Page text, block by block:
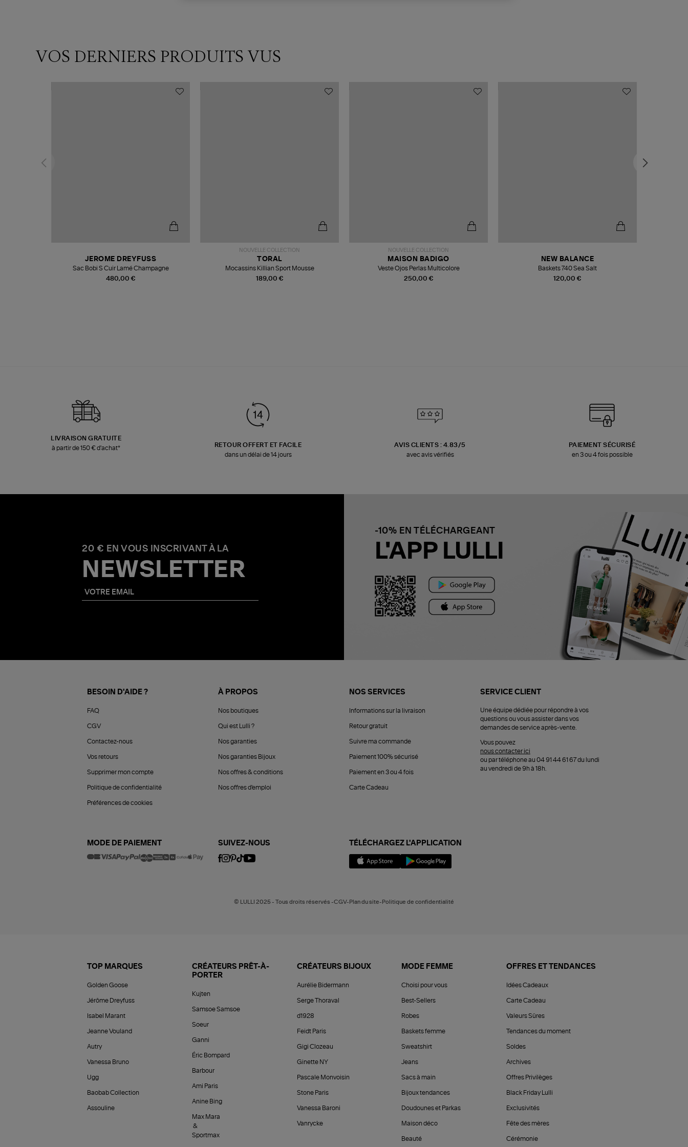
VOS DERNIERS PRODUITS VUS
480,00 €
JEROME DREYFUSS
Sac Bobi S Cuir Lamé Champagne
NOUVELLE COLLECTION
189,00 €
TORAL
Mocassins Killian Sport Mousse
NOUVELLE COLLECTION
250,00 €
MAISON BADIGO
Veste Ojos Perlas Multicolore
120,00 €
NEW BALANCE
Baskets 740 Sea Salt
LIVRAISON GRATUITE
à partir de 150 € d'achat*
RETOUR OFFERT ET FACILE
dans un délai de 14 jours
AVIS CLIENTS : 4.83/5
avec avis vérifiés
PAIEMENT SÉCURISÉ
en 3 ou 4 fois possible
20 € EN VOUS INSCRIVANT À LA
NEWSLETTER
-10% EN TÉLÉCHARGEANT
L'APP LULLI
BESOIN D'AIDE ?
FAQ
CGV
Contactez-nous
Vos retours
Supprimer mon compte
Politique de confidentialité
Préférences de cookies
À PROPOS
Nos boutiques
Qui est Lulli ?
Nos garanties
Nos garanties Bijoux
Nos offres & conditions
Nos offres d'emploi
NOS SERVICES
Informations sur la livraison
Retour gratuit
Suivre ma commande
Paiement 100% sécurisé
Paiement en 3 ou 4 fois
Carte Cadeau
SERVICE CLIENT
Une équipe dédiée pour répondre à vos
questions ou vous assister dans vos
demandes de service après-vente.
Vous pouvez
nous contacter ici
ou par téléphone au 04 91 44 61 67 du lundi
au vendredi de 9h à 18h.
MODE DE PAIEMENT SUIVEZ-NOUS TÉLÉCHARGEZ L'APPLICATION
© LULLI 2025 - Tous droits réservés -CGV-Plan du site-Politique de confidentialité
TOP MARQUES
Golden Goose
Jérôme Dreyfuss
Isabel Marant
Jeanne Vouland
Autry
Vanessa Bruno
Ugg
Baobab Collection
Assouline
CRÉATEURS PRÊT-À-
PORTER
Kujten
Samsoe Samsoe
Soeur
Ganni
Éric Bompard
Barbour
Ami Paris
Anine Bing
Max Mara
&
Sportmax
CRÉATEURS BIJOUX
Aurélie Bidermann
Serge Thoraval
d1928
Feidt Paris
Gigi Clozeau
Ginette NY
Pascale Monvoisin
Stone Paris
Vanessa Baroni
Vanrycke
MODE FEMME
Choisi pour vous
Best-Sellers
Robes
Baskets femme
Sweatshirt
Jeans
Sacs à main
Bijoux tendances
Doudounes et Parkas
Maison déco
Beauté
OFFRES ET TENDANCES
Idées Cadeaux
Carte Cadeau
Valeurs Sûres
Tendances du moment
Soldes
Archives
Offres Privilèges
Black Friday Lulli
Exclusivités
Fête des mères
Cérémonie